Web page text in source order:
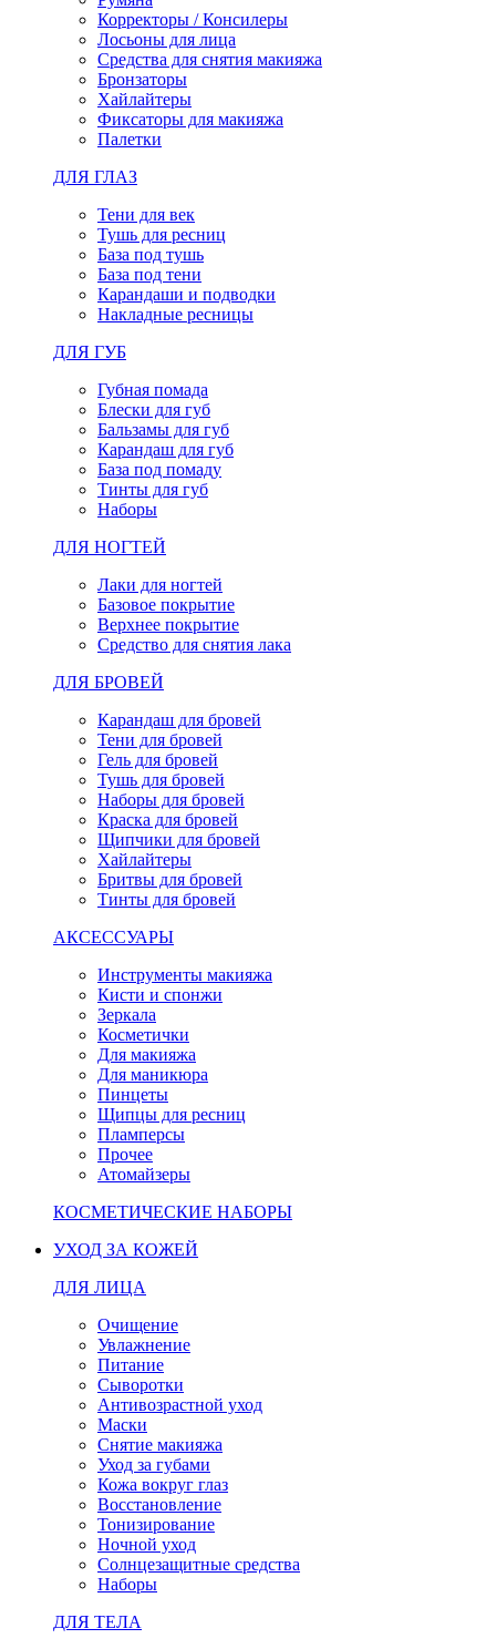
Корректоры / Консилеры
Лосьоны для лица
Средства для снятия макияжа
Бронзаторы
Хайлайтеры
Фиксаторы для макияжа
Палетки
ДЛЯ ГЛАЗ
Тени для век
Тушь для ресниц
База под тушь
База под тени
Карандаши и подводки
Накладные ресницы
ДЛЯ ГУБ
Губная помада
Блески для губ
Бальзамы для губ
Карандаш для губ
База под помаду
Тинты для губ
Наборы
ДЛЯ НОГТЕЙ
Лаки для ногтей
Базовое покрытие
Верхнее покрытие
Средство для снятия лака
ДЛЯ БРОВЕЙ
Карандаш для бровей
Тени для бровей
Гель для бровей
Тушь для бровей
Наборы для бровей
Краска для бровей
Щипчики для бровей
Хайлайтеры
Бритвы для бровей
Тинты для бровей
АКСЕССУАРЫ
Инструменты макияжа
Кисти и спонжи
Зеркала
Косметички
Для макияжа
Для маникюра
Пинцеты
Щипцы для ресниц
Пламперсы
Прочее
Атомайзеры
КОСМЕТИЧЕСКИЕ НАБОРЫ
УХОД ЗА КОЖЕЙ
ДЛЯ ЛИЦА
Очищение
Увлажнение
Питание
Сыворотки
Антивозрастной уход
Маски
Снятие макияжа
Уход за губами
Кожа вокруг глаз
Восстановление
Тонизирование
Ночной уход
Солнцезащитные средства
Наборы
ДЛЯ ТЕЛА